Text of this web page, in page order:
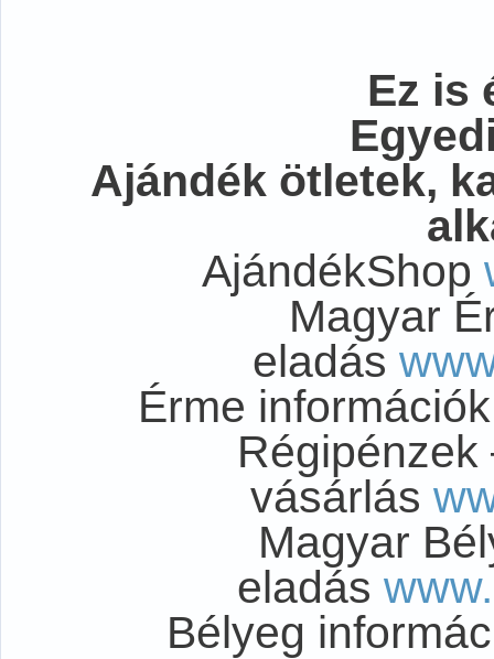
Ez is
Ajándék ötletek,
AjándékShop
Magyar
eladás
Érme
vásárlás
Magyar
eladás
Bélyeg